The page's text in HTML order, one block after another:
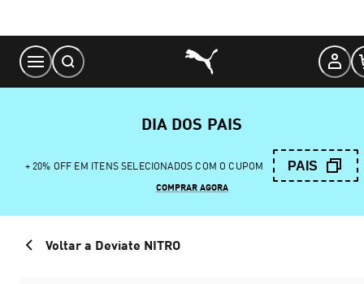
Content
DIA DOS PAIS
+ 20% OFF EM ITENS SELECIONADOS COM O CUPOM PAIS
COMPRAR AGORA
Voltar a Deviate NITRO